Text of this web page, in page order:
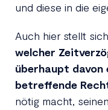
und diese in die
Auch hier stellt
welcher
überhaupt
betreffende
nötig macht,